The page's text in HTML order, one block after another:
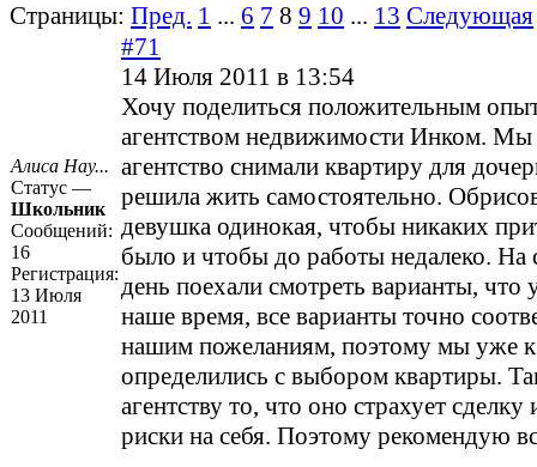
Страницы: Пред. 1 ... 6 7 8 9 10 ... 13 Следующая
Алиса Нау...
Статус —
Школьник
Сообщений:
16
Регистрация:
13 Июля
2011
#71
14 Июля 2011 в 13:54
Хочу поделиться положительным
агентством недвижимости Инком. Мы
агентство снимали квартиру для
решила жить самостоятельно.
девушка одинокая, чтобы никаких
было и чтобы до работы недалеко.
день поехали смотреть варианты, что
наше время, все варианты точно
нашим пожеланиям, поэтому мы уже к
определились с выбором квартиры.
агентству то, что оно страхует сделку
риски на себя. Поэтому рекомендую